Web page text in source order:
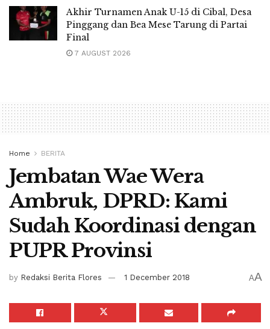
Akhir Turnamen Anak U-15 di Cibal, Desa
Pinggang dan Bea Mese Tarung di Partai
Final
7 AUGUST 2026
Home BERITA
Jembatan Wae Wera
Ambruk, DPRD: Kami
Sudah Koordinasi dengan
PUPR Provinsi
by Redaksi Berita Flores 1 December 2018 AA